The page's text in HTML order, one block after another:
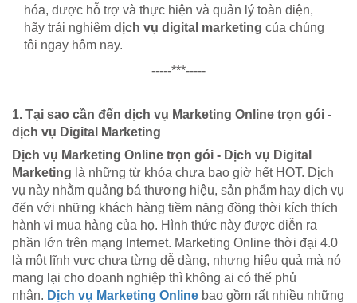
hóa, được hỗ trợ và thực hiện và quản lý toàn diện,
hãy trải nghiệm dịch vụ digital marketing của chúng
tôi ngay hôm nay.
-----***-----
1. Tại sao cần đến dịch vụ Marketing Online trọn gói -
dịch vụ Digital Marketing
Dịch vụ Marketing Online trọn gói - Dịch vụ Digital
Marketing là những từ khóa chưa bao giờ hết HOT. Dịch
vụ này nhằm quảng bá thương hiệu, sản phẩm hay dịch vụ
đến với những khách hàng tiềm năng đồng thời kích thích
hành vi mua hàng của họ. Hình thức này được diễn ra
phần lớn trên mạng Internet. Marketing Online thời đại 4.0
là một lĩnh vực chưa từng dễ dàng, nhưng hiệu quả mà nó
mang lại cho doanh nghiệp thì không ai có thể phủ
nhận. Dịch vụ Marketing Online bao gồm rất nhiều những